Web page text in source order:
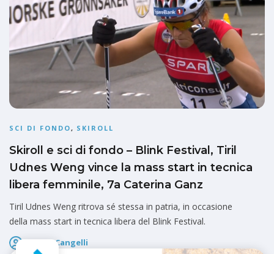
SCI DI FONDO, SKIROLL
Skiroll e sci di fondo – Blink Festival, Tiril
Udnes Weng vince la mass start in tecnica
libera femminile, 7a Caterina Ganz
Tiril Udnes Weng ritrova sé stessa in patria, in occasione
della mass start in tecnica libera del Blink Festival.
Marco Cangelli